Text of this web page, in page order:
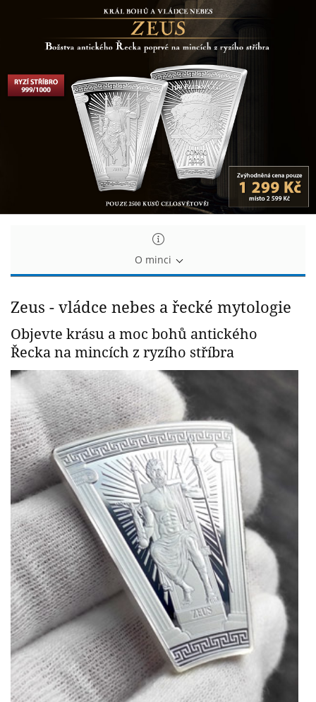
O minci
Zeus - vládce nebes a řecké mytologie
Objevte krásu a moc bohů antického
Řecka na mincích z ryzího stříbra